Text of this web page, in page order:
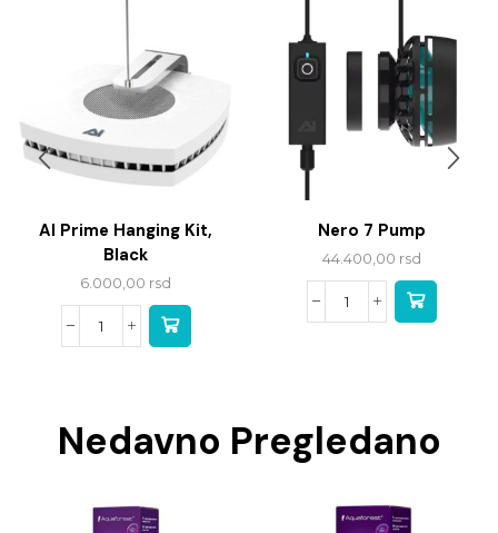
AI Prime Hanging Kit,
Black
6.000,00 rsd
Nero 7 Pump
44.400,00 rsd
Nedavno Pregledano